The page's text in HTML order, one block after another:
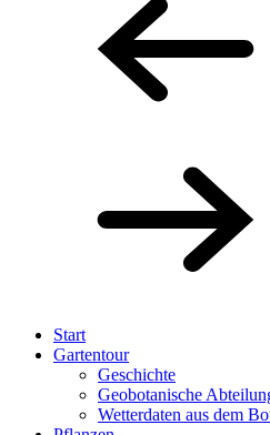
Start
Gartentour
Geschichte
Geobotanische
Wetterdaten aus dem